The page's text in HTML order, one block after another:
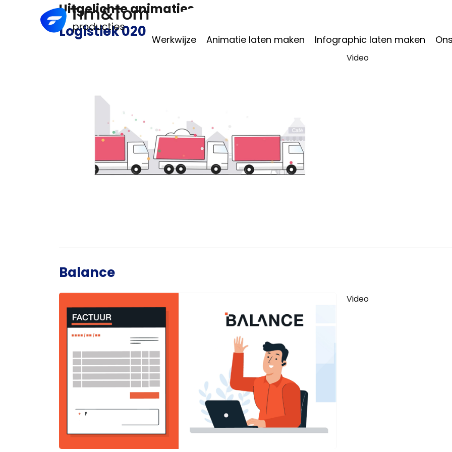
Werkwijze Animatie laten maken Infographic laten maken
Uitgelichte animaties
Logistiek 020
Video
Balance
Video